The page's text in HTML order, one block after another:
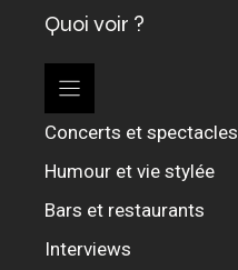
Quoi voir ?
Concerts et spectacles
Humour et vie stylée
Bars et restaurants
Interviews